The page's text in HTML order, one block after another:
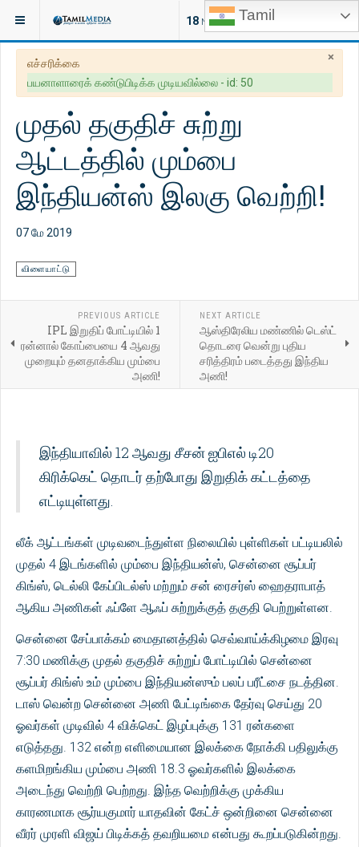
Tamil
18 NEW ARTICLES
இருக்குமிடம்: செய்திகள் விளையாட்டு
×
எச்சரிக்கை
பயனாளாரைக் கண்டுபிடிக்க முடியவில்லை - id: 50
முதல் தகுதிச் சுற்று
ஆட்டத்தில் மும்பை
இந்தியன்ஸ் இலகு வெற்றி!
07 மே 2019
விளையாட்டு
PREVIOUS ARTICLE
IPL இறுதிப் போட்டியில் 1
ரன்னால் கோப்பையை 4 ஆவது
முறையும் தனதாக்கிய மும்பை
அணி!
NEXT ARTICLE
ஆஸ்திரேலிய மண்ணில் டெஸ்ட்
தொடரை வென்று புதிய
சரித்திரம் படைத்தது இந்திய
அணி!
இந்தியாவில் 12 ஆவது சீசன் ஐபிஎல் டி20
கிரிக்கெட் தொடர் தற்போது இறுதிக் கட்டத்தை
எட்டியுள்ளது.
லீக் ஆட்டங்கள் முடிவடைந்துள்ள நிலையில் புள்ளிகள் பட்டியலில்
முதல் 4 இடங்களில் மும்பை இந்தியன்ஸ், சென்னை சூப்பர்
கிங்ஸ், டெல்லி கேப்பிடல்ஸ் மற்றும் சன் ரைசர்ஸ் ஹைதராபாத்
ஆகிய அணிகள் ஃப்ளே ஆஃப் சுற்றுக்குத் தகுதி பெற்றுள்ளன.
சென்னை சேப்பாக்கம் மைதானத்தில் செவ்வாய்க்கிழமை இரவு
7:30 மணிக்கு முதல் தகுதிச் சுற்றுப் போட்டியில் சென்னை
சூப்பர் கிங்ஸ் உம் மும்பை இந்தியன்ஸும் பலப் பரீட்சை நடத்தின.
டாஸ் வென்ற சென்னை அணி பேட்டிங்கை தேர்வு செய்து 20
ஓவர்கள் முடிவில் 4 விக்கெட் இழப்புக்கு 131 ரன்களை
எடுத்தது. 132 என்ற எளிமையான இலக்கை நோக்கி பதிலுக்கு
களமிறங்கிய மும்பை அணி 18.3 ஓவர்களில் இலக்கை
அடைந்து வெற்றி பெற்றது. இந்த வெற்றிக்கு முக்கிய
காரணமாக சூர்யகுமார் யாதவின் கேட்ச் ஒன்றினை சென்னை
வீரர் முரளி விஜய் பிடிக்கத் தவறியமை என்பது கூறப்படுகின்றது.